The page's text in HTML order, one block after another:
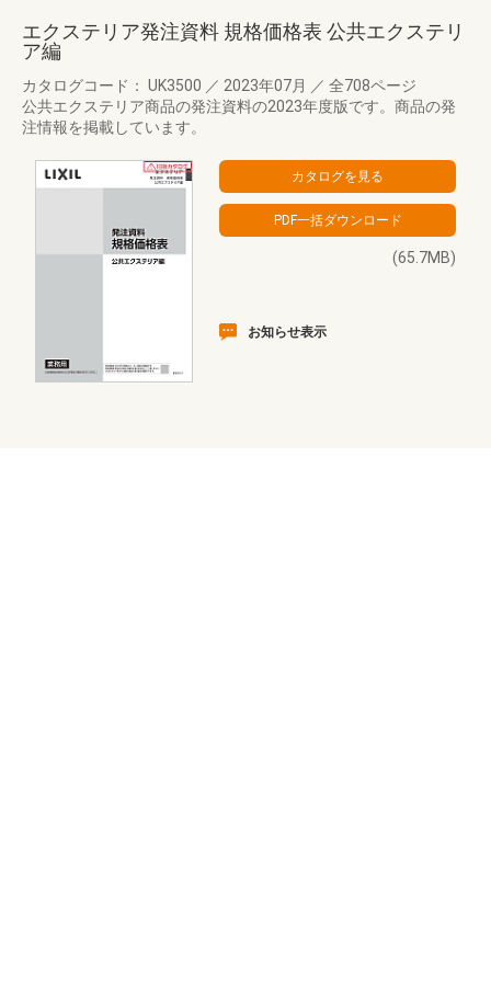
エクステリア発注資料 規格価格表 公共エクステリ
ア編
カタログコード： UK3500 ／ 2023年07月 ／ 全708ページ
公共エクステリア商品の発注資料の2023年度版です。商品の発
注情報を掲載しています。
(65.7MB)
お知らせ表示